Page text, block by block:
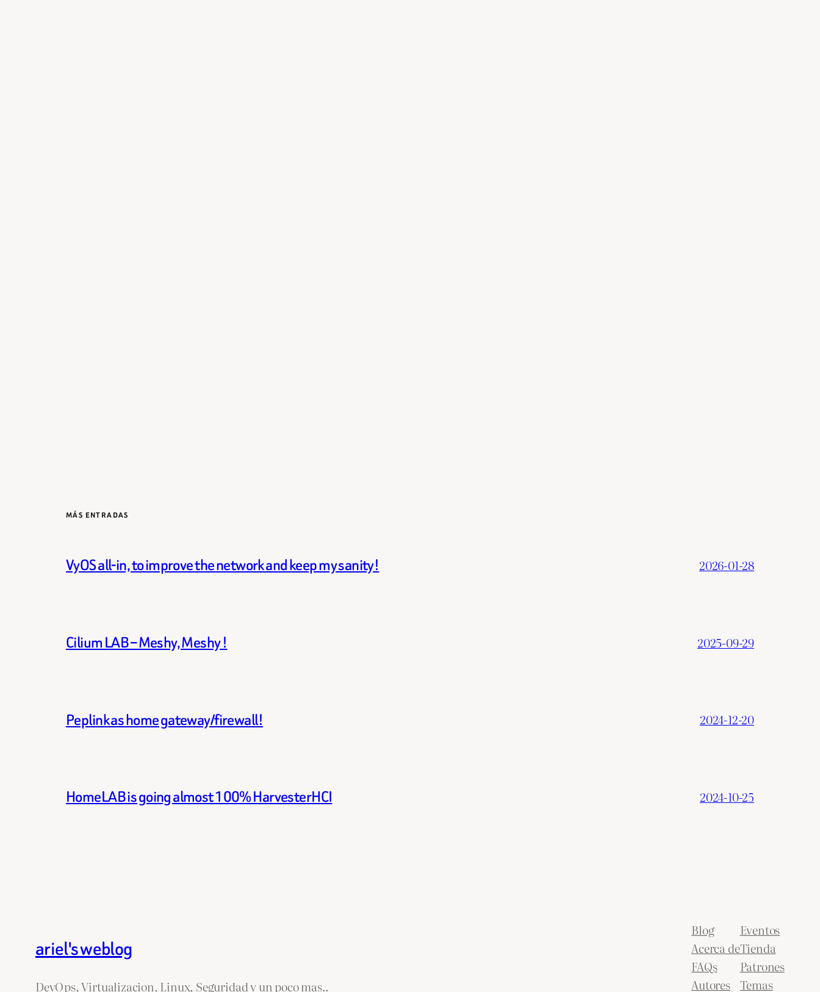
MÁS ENTRADAS
VyOS all-in, to improve the network and keep my sanity! 2026-01-28
Cilium LAB – Meshy, Meshy ! 2025-09-29
Peplink as home gateway/firewall! 2024-12-20
HomeLAB is going almost 100% HarvesterHCI 2024-10-25
ariel's weblog
DevOps, Virtualizacion, Linux, Seguridad y un poco mas..
Blog
Acerca de
FAQs
Autores
Eventos
Tienda
Patrones
Temas